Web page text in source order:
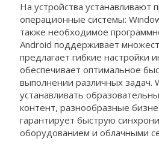
На устройства устанавливают
операционные системы:
также необходимое
Android поддерживает
предлагает гибкие настройки
обеспечивает оптимальное
выполнении различных задач.
устанавливать
контент, разнообразные
гарантирует быструю
оборудованием и облачными